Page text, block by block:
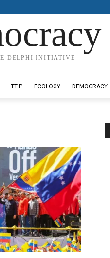
DELPHI INITIATIVE
TTIP ECOLOGY DEMOCRACY